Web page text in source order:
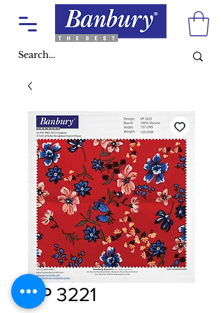
VP 3221